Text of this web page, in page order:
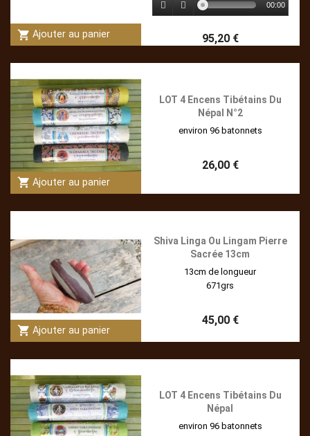
shopping_cart Ajouter au panier
00:00
95,20 €
shopping_cart Ajouter au panier
LOT 4 Encens Tibétains Du
Népal N°2
environ 96 batonnets
26,00 €
shopping_cart Ajouter au panier
Shiva Linga Ou Lingam Pierre
Sacrée 13cm
13cm de longueur
671grs
45,00 €
LOT 4 Encens Tibétains Du
Népal
environ 96 batonnets